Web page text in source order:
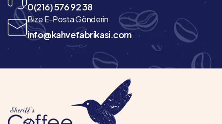
0(216) 576 92 38
Bize E-Posta Gönderin
info@kahvefabrikasi.com